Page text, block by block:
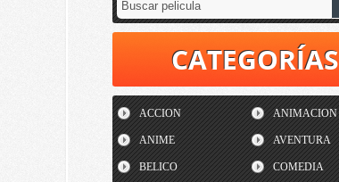
CATEGORÍAS
ACCION ANIMACION
ANIME AVENTURA
BELICO COMEDIA